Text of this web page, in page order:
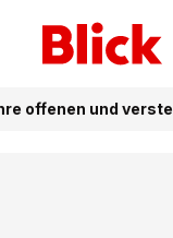
offenen und